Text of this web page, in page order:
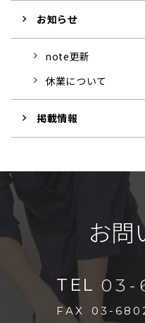
お知らせ
note更新
休業について
掲載情報
お問
TEL 03-
FAX 03-